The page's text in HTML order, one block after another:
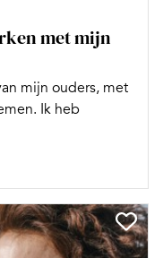
met mijn
mijn ouders, met
Ik heb